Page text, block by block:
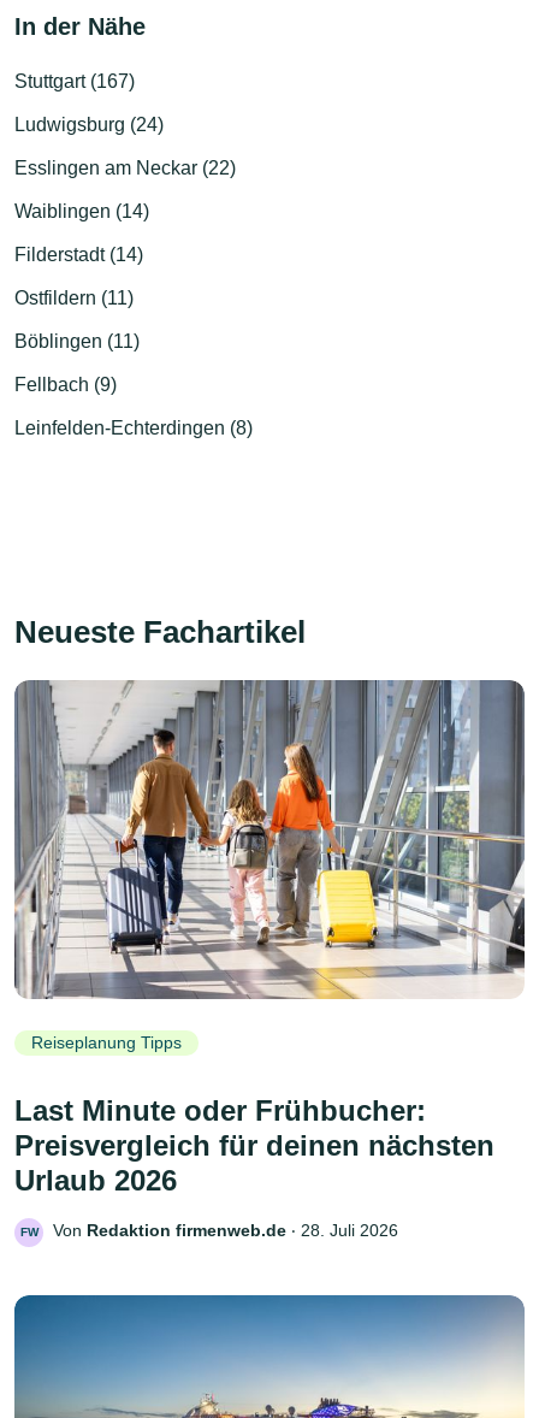
In der Nähe
Stuttgart (167)
Ludwigsburg (24)
Esslingen am Neckar (22)
Waiblingen (14)
Filderstadt (14)
Ostfildern (11)
Böblingen (11)
Fellbach (9)
Leinfelden-Echterdingen (8)
Neueste Fachartikel
Reiseplanung Tipps
Last Minute oder Frühbucher:
Preisvergleich für deinen nächsten
Urlaub 2026
FW Von Redaktion firmenweb.de ‧ 28. Juli 2026